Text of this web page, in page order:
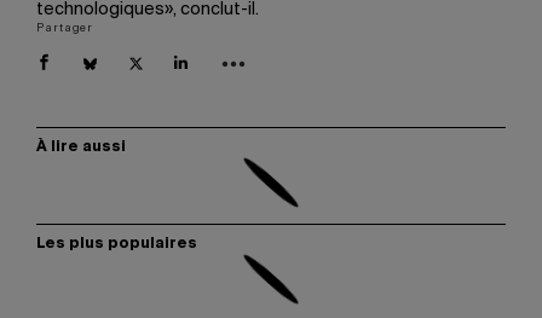
technologiques», conclut-il.
Partager
À lire aussi
Les plus populaires